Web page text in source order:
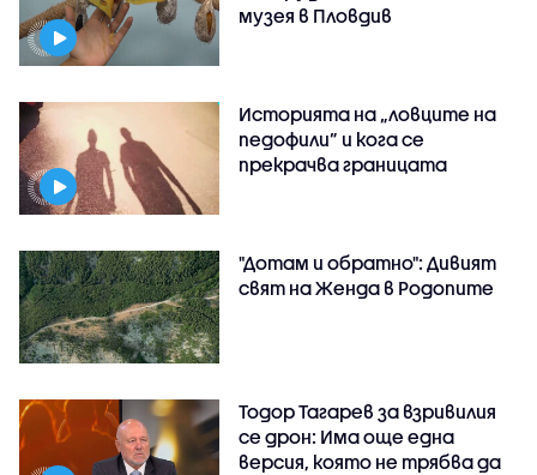
музея в Пловдив
Историята на „ловците на
педофили” и кога се
прекрачва границата
"Дотам и обратно": Дивият
свят на Женда в Родопите
Тодор Тагарев за взривилия
се дрон: Има още една
версия, която не трябва да